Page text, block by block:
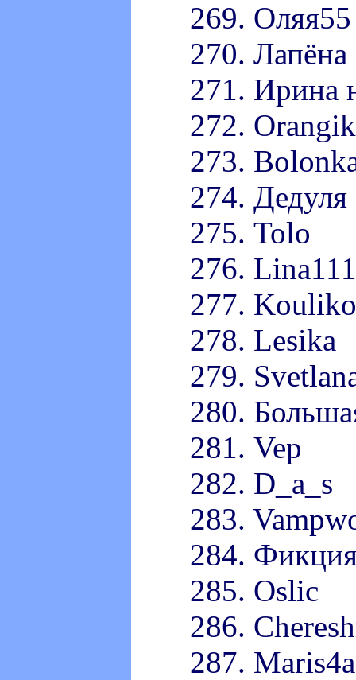
269. Оляя55
270. Лапёна
271. Ирина
272. Orangik
273.
274. Дедуля
275. Tolo
276.
277.
278. Lesika
279.
280.
281. Vep
282. D_a_s
283.
284.
285. Oslic
286.
287. Maris4a